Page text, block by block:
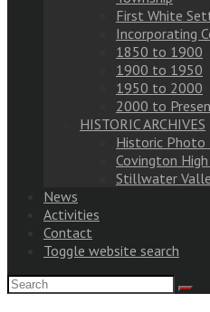
First White
Incorporating
1850 to 1900
1900 to 1950
1950 to 2000
2000 to
HISTORIC ARCHIVES
Historic Photo
Covington
Stillwater
News
Activities
Contact
Toggle website search